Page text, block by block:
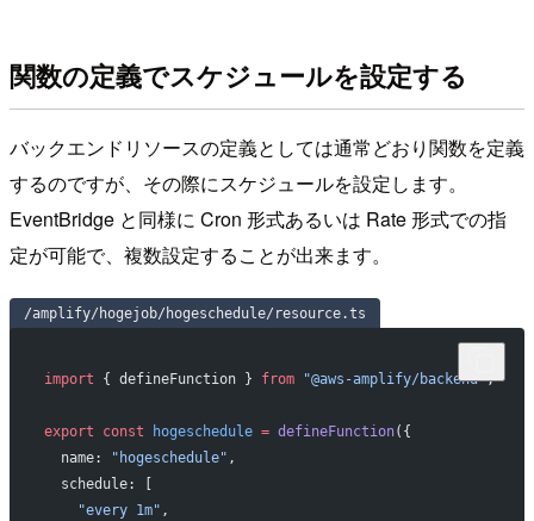
関数の定義でスケジュールを設定する
バックエンドリソースの定義としては通常どおり関数を定義
するのですが、その際にスケジュールを設定します。
EventBridge と同様に Cron 形式あるいは Rate 形式での指
定が可能で、複数設定することが出来ます。
/amplify/hogejob/hogeschedule/resource.ts
import { defineFunction } from "@aws-amplify/backend";
export const hogeschedule = defineFunction({
  name:
"hogeschedule" ,
  schedule: [
    "every 1m"
,